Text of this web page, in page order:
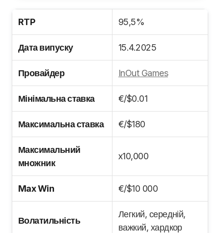
RTP 95,5%
Дата випуску 15.4.2025
Провайдер InOut Games
Мінімальна ставка €/$0.01
Максимальна ставка €/$180
Максимальний
множник
x10,000
Max Win €/$10 000
Волатильність
Легкий, середній,
важкий, хардкор